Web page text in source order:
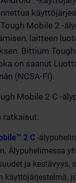
Mobile 2 -
laitteen
Bittium
on saanut
(NCSA-FI).
Mobile 2 C -
ratkaisut:
2 C -
Älypuhelimessa
ja kestävyys,
käyttöjärjestelmä,